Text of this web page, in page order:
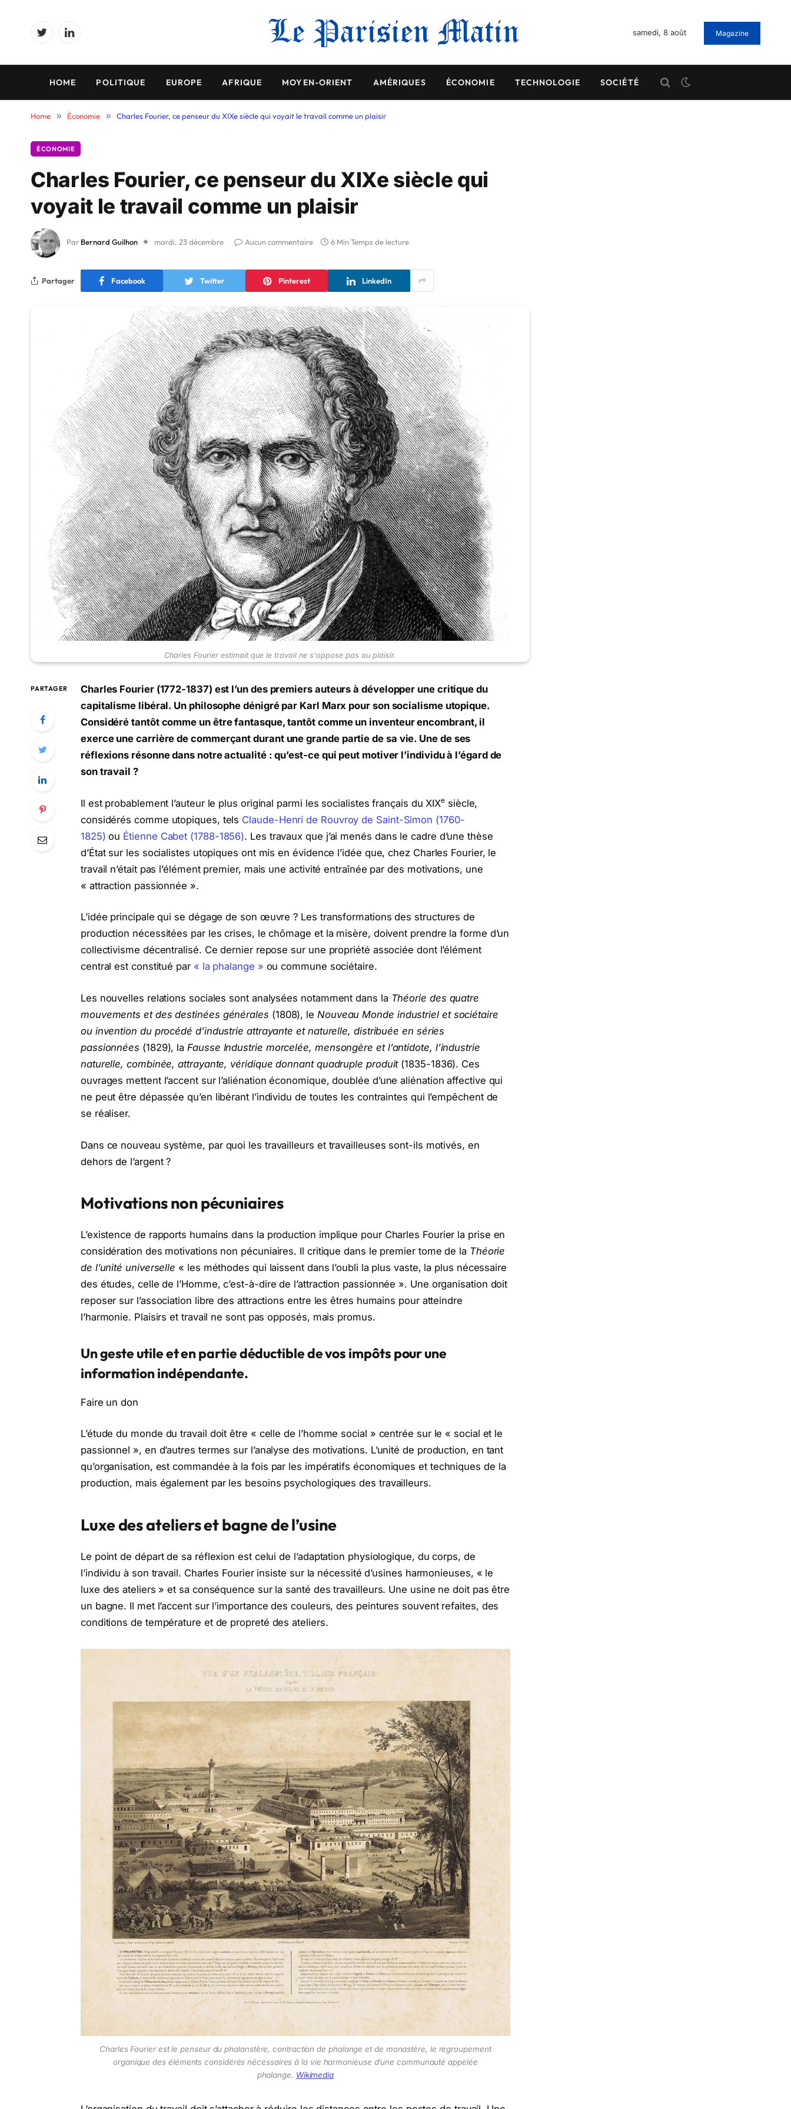
TwitterLinkedIn
samedi, 8 août Magazine
HOME POLITIQUE EUROPE AFRIQUE MOYEN-ORIENT AMÉRIQUES ÉCONOMIE TECHNOLOGIE SOCIÉTÉ
Home » Économie » Charles Fourier, ce penseur du XIXe siècle qui voyait le travail comme un plaisir
ÉCONOMIE
Charles Fourier, ce penseur du XIXe siècle qui
voyait le travail comme un plaisir
Par Bernard Guilhon mardi, 23 décembre Aucun commentaire 6 Min Temps de lecture
Partager Facebook Twitter Pinterest LinkedIn
Charles Fourier estimait que le travail ne s'oppose pas au plaisir.
PARTAGER
Charles Fourier (1772-1837) est l’un des premiers auteurs à développer une critique du
capitalisme libéral. Un philosophe dénigré par Karl Marx pour son socialisme utopique.
Considéré tantôt comme un être fantasque, tantôt comme un inventeur encombrant, il
exerce une carrière de commerçant durant une grande partie de sa vie. Une de ses
réflexions résonne dans notre actualité : qu’est-ce qui peut motiver l’individu à l’égard de
son travail ?
Il est probablement l’auteur le plus original parmi les socialistes français du XIXe siècle,
considérés comme utopiques, tels Claude-Henri de Rouvroy de Saint-Simon (1760-
1825) ou Étienne Cabet (1788-1856). Les travaux que j’ai menés dans le cadre d’une thèse
d’État sur les socialistes utopiques ont mis en évidence l’idée que, chez Charles Fourier, le
travail n’était pas l’élément premier, mais une activité entraînée par des motivations, une
« attraction passionnée ».
L’idée principale qui se dégage de son œuvre ? Les transformations des structures de
production nécessitées par les crises, le chômage et la misère, doivent prendre la forme d’un
collectivisme décentralisé. Ce dernier repose sur une propriété associée dont l’élément
central est constitué par « la phalange » ou commune sociétaire.
Les nouvelles relations sociales sont analysées notamment dans la Théorie des quatre
mouvements et des destinées générales (1808), le Nouveau Monde industriel et sociétaire
ou invention du procédé d’industrie attrayante et naturelle, distribuée en séries
passionnées (1829), la Fausse Industrie morcelée, mensongère et l’antidote, l’industrie
naturelle, combinée, attrayante, véridique donnant quadruple produit(1835-1836). Ces
ouvrages mettent l’accent sur l’aliénation économique, doublée d’une aliénation affective qui
ne peut être dépassée qu’en libérant l’individu de toutes les contraintes qui l’empêchent de
se réaliser.
Dans ce nouveau système, par quoi les travailleurs et travailleuses sont-ils motivés, en
dehors de l’argent ?
Motivations non pécuniaires
L’existence de rapports humains dans la production implique pour Charles Fourier la prise en
considération des motivations non pécuniaires. Il critique dans le premier tome de la Théorie
de l’unité universelle « les méthodes qui laissent dans l’oubli la plus vaste, la plus nécessaire
des études, celle de l’Homme, c’est-à-dire de l’attraction passionnée ». Une organisation doit
reposer sur l’association libre des attractions entre les êtres humains pour atteindre
l’harmonie. Plaisirs et travail ne sont pas opposés, mais promus.
Un geste utile et en partie déductible de vos impôts pour une
information indépendante.
Faire un don
L’étude du monde du travail doit être « celle de l’homme social » centrée sur le « social et le
passionnel », en d’autres termes sur l’analyse des motivations. L’unité de production, en tant
qu’organisation, est commandée à la fois par les impératifs économiques et techniques de la
production, mais également par les besoins psychologiques des travailleurs.
Luxe des ateliers et bagne de l’usine
Le point de départ de sa réflexion est celui de l’adaptation physiologique, du corps, de
l’individu à son travail. Charles Fourier insiste sur la nécessité d’usines harmonieuses, « le
luxe des ateliers » et sa conséquence sur la santé des travailleurs. Une usine ne doit pas être
un bagne. Il met l’accent sur l’importance des couleurs, des peintures souvent refaites, des
conditions de température et de propreté des ateliers.
Charles Fourier est le penseur du phalanstère, contraction de phalange et de monastère, le regroupement
organique des éléments considérés nécessaires à la vie harmonieuse d’une communauté appelée
phalange. Wikimedia